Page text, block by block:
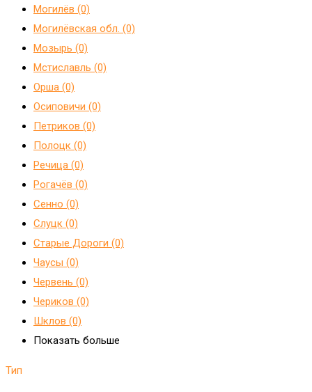
Могилёв (0)
Могилёвская обл. (0)
Мозырь (0)
Мстиславль (0)
Орша (0)
Осиповичи (0)
Петриков (0)
Полоцк (0)
Речица (0)
Рогачёв (0)
Сенно (0)
Слуцк (0)
Старые Дороги (0)
Чаусы (0)
Червень (0)
Чериков (0)
Шклов (0)
Показать больше
Тип